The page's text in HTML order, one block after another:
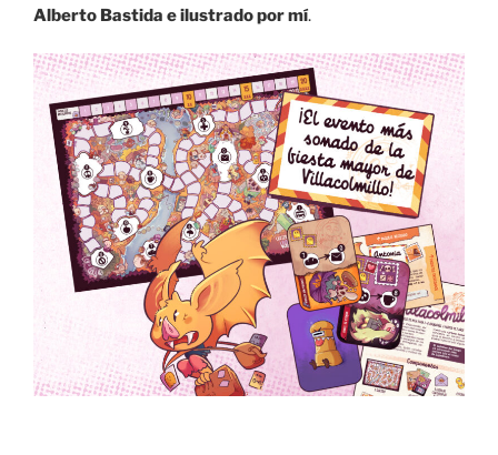
Alberto Bastida e ilustrado por mí.